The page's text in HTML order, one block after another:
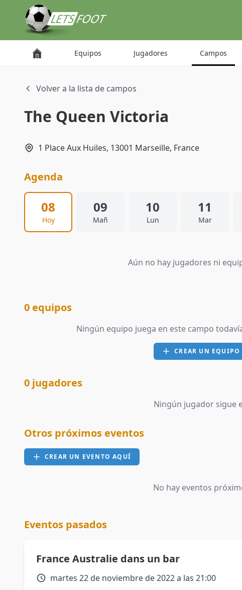
Equipos Jugadores Campos
Volver a la lista de campos
The Queen Victoria
1 Place Aux Huiles, 13001 Marseille, France
Agenda
08
Hoy
09
Mañ
10
Lun
11
Mar
Aún no hay jugadores ni
0 equipos
Ningún equipo juega en este campo
CREAR UN EQUIPO
0 jugadores
Ningún jugador sigue
Otros próximos eventos
CREAR UN EVENTO AQUÍ
No hay eventos
Eventos pasados
France Australie dans un bar
martes 22 de noviembre de 2022 a las 21:00
Panel de gestión de cookies